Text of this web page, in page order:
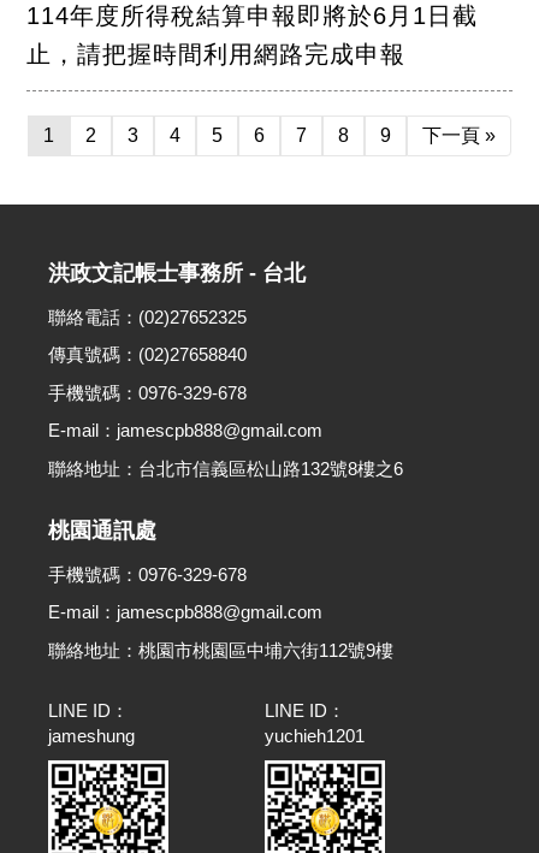
114年度所得稅結算申報即將於6月1日截
止，請把握時間利用網路完成申報
1 2 3 4 5 6 7 8 9 下一頁 »
洪政文記帳士事務所 - 台北
聯絡電話：(02)27652325
傳真號碼：(02)27658840
手機號碼：0976-329-678
E-mail：jamescpb888@gmail.com
聯絡地址：台北市信義區松山路132號8樓之6
桃園通訊處
手機號碼：0976-329-678
E-mail：jamescpb888@gmail.com
聯絡地址：桃園市桃園區中埔六街112號9樓
LINE ID：
jameshung
LINE ID：
yuchieh1201